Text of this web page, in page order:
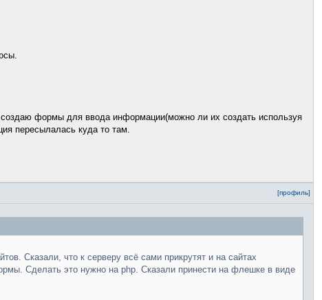
формы для ввода информации(можно ли их создать используя
пересылалась куда то там.
[профиль]
Сказали, что к серверу всё сами прикрутят и на сайтах
Сделать это нужно на php. Сказали принести на флешке в виде